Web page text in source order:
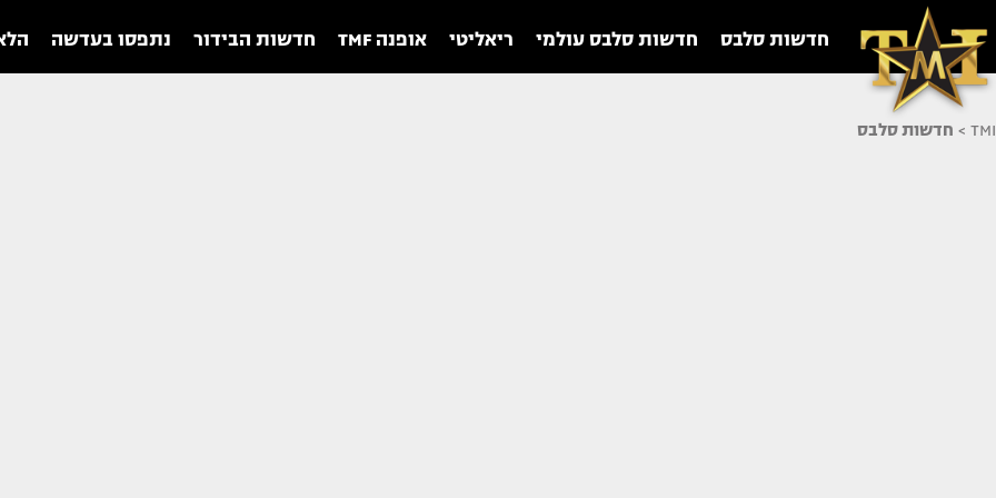
חדשות סלבס חדשות סלבס עולמי ריאליטי אופנה TMF חדשות הבידור נתפסו בעדשה
TMI
> חדשות סלבס